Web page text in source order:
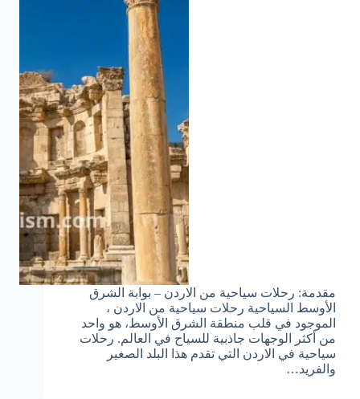
مقدمة: رحلات سياحية من الاردن – بوابة الشرق
الأوسط السياحية رحلات سياحية من الاردن ،
الموجود في قلب منطقة الشرق الأوسط، هو واحد
من أكثر الوجهات جاذبية للسياح في العالم. رحلات
سياحية في الاردن التي تقدم هذا البلد الصغير
والفريد…